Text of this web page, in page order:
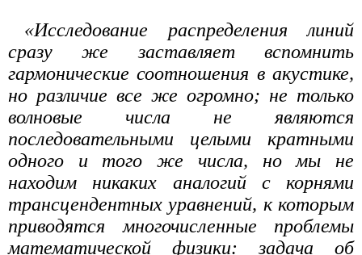
«Исследование распределения линий
сразу же заставляет вспомнить
гармонические соотношения в акустике,
но различие все же огромно; не только
волновые числа не являются
последовательными целыми кратными
одного и того же числа, но мы не
находим никаких аналогий с корнями
трансцендентных уравнений, к которым
приводятся многочисленные проблемы
математической физики: задача об